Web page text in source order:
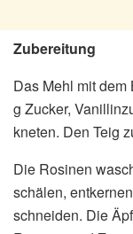
Zubereitung
Das Mehl mit dem
g Zucker,
kneten. Den Teig
Die Rosinen
schälen,
schneiden. Die